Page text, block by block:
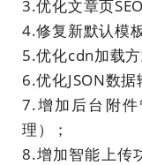
3.优化文章页
4.修复新默认模
5.优化cdn加载
6.优化JSON数
7.增加后台附
理）；
8.增加智能上传